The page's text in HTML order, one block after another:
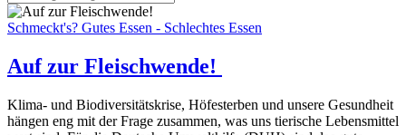
Schmeckt's? Gutes Essen - Schlechtes Essen
Auf zur Fleischwende!
Klima- und Biodiversitätskrise, Höfesterben und unsere Gesundheit
hängen eng mit der Frage zusammen, was uns tierische Lebensmittel